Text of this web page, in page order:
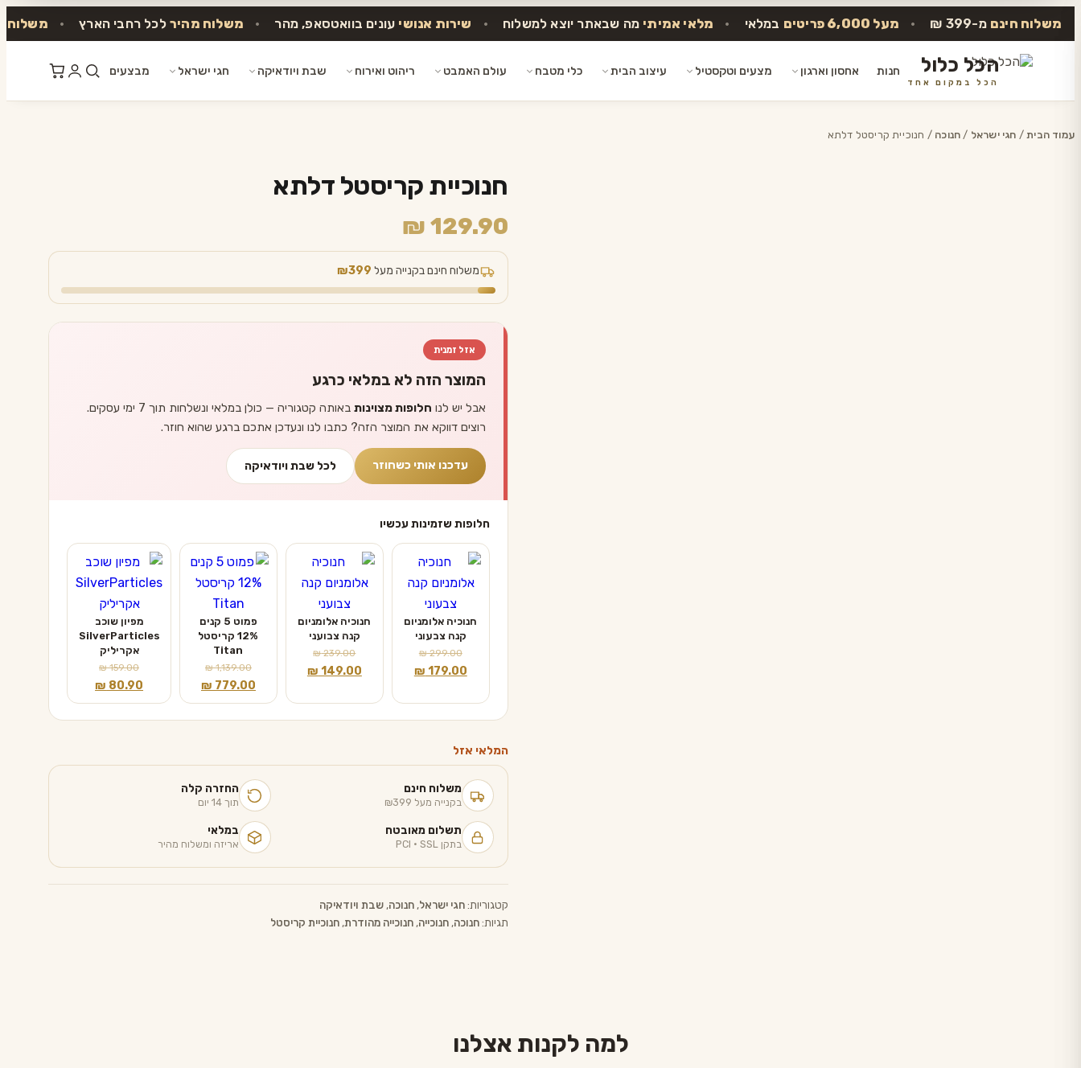
משלוח חינם מ-399 ₪ • מעל 6,000 פריטים במלאי • מלאי אמיתי מה שבאתר יוצא למשלוח • שירות אנושי עונים בוואטסאפ, מהר • משלוח מהיר לכל רחבי הארץ • משלוח
הכל כלול
הכל במקום אחד
חנות אחסון וארגון מצעים וטקסטיל עיצוב הבית כלי מטבח עולם האמבט ריהוט ואירוח שבת ויודאיקה חגי ישראל מבצעים
עמוד הבית/ חגי ישראל / חנוכה / חנוכיית קריסטל דלתא
חנוכיית קריסטל דלתא
₪ 129.90
משלוח חינם בקנייה מעל ₪399
אזל זמנית
המוצר הזה לא במלאי כרגע
אבל יש לנו חלופות מצוינות
באותה קטגוריה — כולן במלאי ונשלחות תוך 7 ימי עסקים.
רוצים דווקא את המוצר הזה? כתבו לנו ונעדכן אתכם ברגע שהוא חוזר.
עדכנו אותי כשחוזר לכל שבת ויודאיקה
חלופות שזמינות עכשיו
חנוכיה אלומניום
קנה צבעוני
₪299.00
המחיר
היה:
₪ 179.00
המחיר
הוא:
חנוכיה אלומניום
קנה צבועני
₪239.00
המחיר
היה:
₪ 149.00
המחיר
הוא:
פמוט 5 קנים
12% קריסטל
Titan
₪1,139.00
המחיר
המקורי
היה:
₪ 779.00
המחיר
הנוכחי
הוא:
מפיון שוכב
SilverParticles
אקריליק
₪159.00
המחיר
המקורי
היה:
₪ 80.90
המחיר
הנוכחי
הוא:
המלאי אזל
משלוח חינם
בקנייה מעל ₪399
החזרה קלה
תוך 14 יום
תשלום מאובטח
בתקן PCI · SSL
במלאי
אריזה ומשלוח מהיר
קטגוריות:חגי ישראל,חנוכה,שבת ויודאיקה
תגיות:חנוכה,חנוכייה,חנוכייה מהודרת,חנוכיית קריסטל
למה לקנות אצלנו